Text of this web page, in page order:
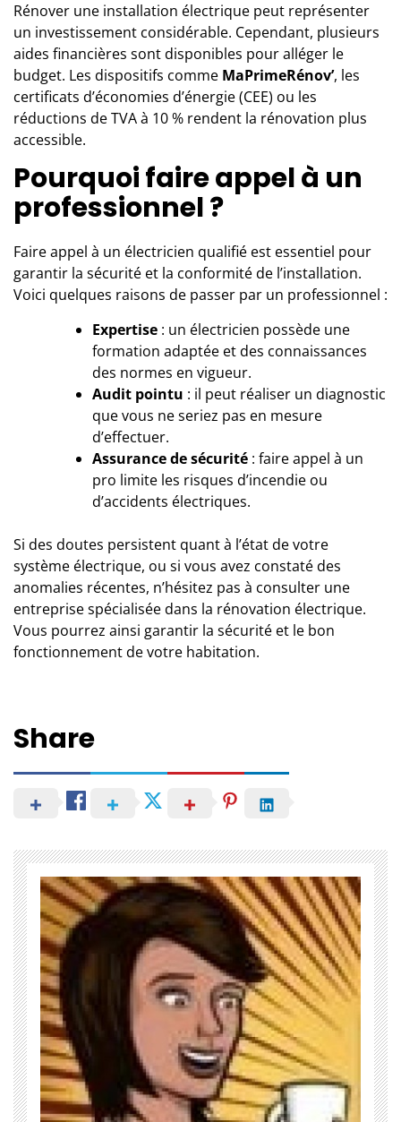
Rénover une installation électrique peut représenter
un investissement considérable. Cependant, plusieurs
aides financières sont disponibles pour alléger le
budget. Les dispositifs comme MaPrimeRénov’, les
certificats d’économies d’énergie (CEE) ou les
réductions de TVA à 10 % rendent la rénovation plus
accessible.
Pourquoi faire appel à un
professionnel ?
Faire appel à un électricien qualifié est essentiel pour
garantir la sécurité et la conformité de l’installation.
Voici quelques raisons de passer par un professionnel :
Expertise : un électricien possède une
formation adaptée et des connaissances
des normes en vigueur.
Audit pointu : il peut réaliser un diagnostic
que vous ne seriez pas en mesure
d’effectuer.
Assurance de sécurité : faire appel à un
pro limite les risques d’incendie ou
d’accidents électriques.
Si des doutes persistent quant à l’état de votre
système électrique, ou si vous avez constaté des
anomalies récentes, n’hésitez pas à consulter une
entreprise spécialisée dans la rénovation électrique.
Vous pourrez ainsi garantir la sécurité et le bon
fonctionnement de votre habitation.
Share